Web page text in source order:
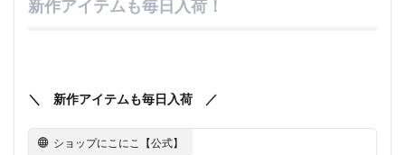
新作アイテムも毎日入荷！
＼ 新作アイテムも毎日入荷 ／
ショップにこにこ【公式】